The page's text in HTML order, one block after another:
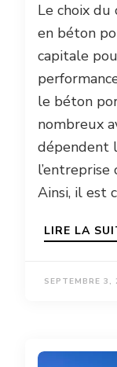
Le choix
en béton
capitale
le béton
nombreux
dépendent
Ainsi, il est
LIRE LA
SEPTEMBRE 3,